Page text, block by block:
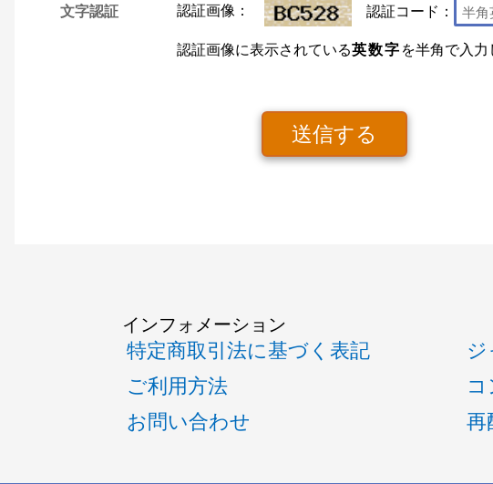
文字認証 認証画像： 認証コード：
認証画像に表示されている英数字 を半角で入力
送信する
インフォメーション
特定商取引法に基づく表記 ジ
ご利用方法
お問い合わせ
再